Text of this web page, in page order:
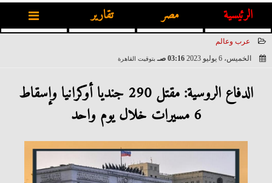
الرئيسية مصر تقارير
عرب وعالم
الخميس، 6 يوليو 2023
03:16 صـ بتوقيت القاهرة
الدفاع الروسية: مقتل 290 جنديا أوكرانيا وإسقاط
6 مسيرات خلال يوم واحد